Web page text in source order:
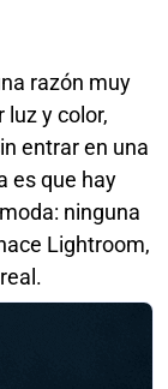
razón muy
luz y color,
entrar en una
es que hay
ninguna
Lightroom,